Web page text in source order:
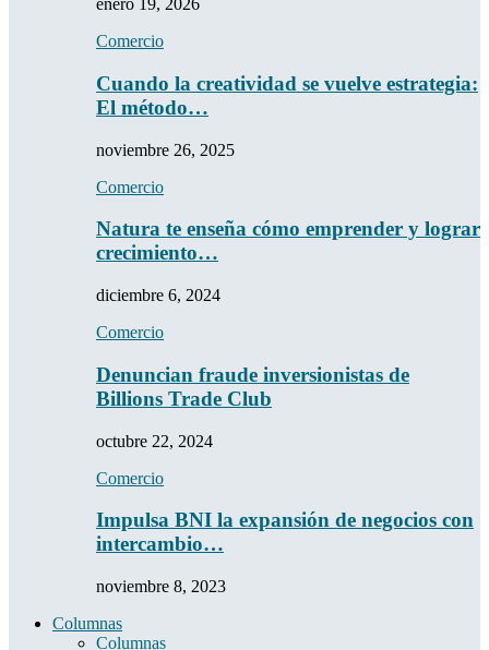
enero 19, 2026
Comercio
Cuando la creatividad se vuelve estrategia:
El método…
noviembre 26, 2025
Comercio
Natura te enseña cómo emprender y lograr
crecimiento…
diciembre 6, 2024
Comercio
Denuncian fraude inversionistas de
Billions Trade Club
octubre 22, 2024
Comercio
Impulsa BNI la expansión de negocios con
intercambio…
noviembre 8, 2023
Columnas
Columnas